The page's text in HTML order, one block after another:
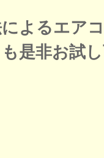
よるエア
是非お試